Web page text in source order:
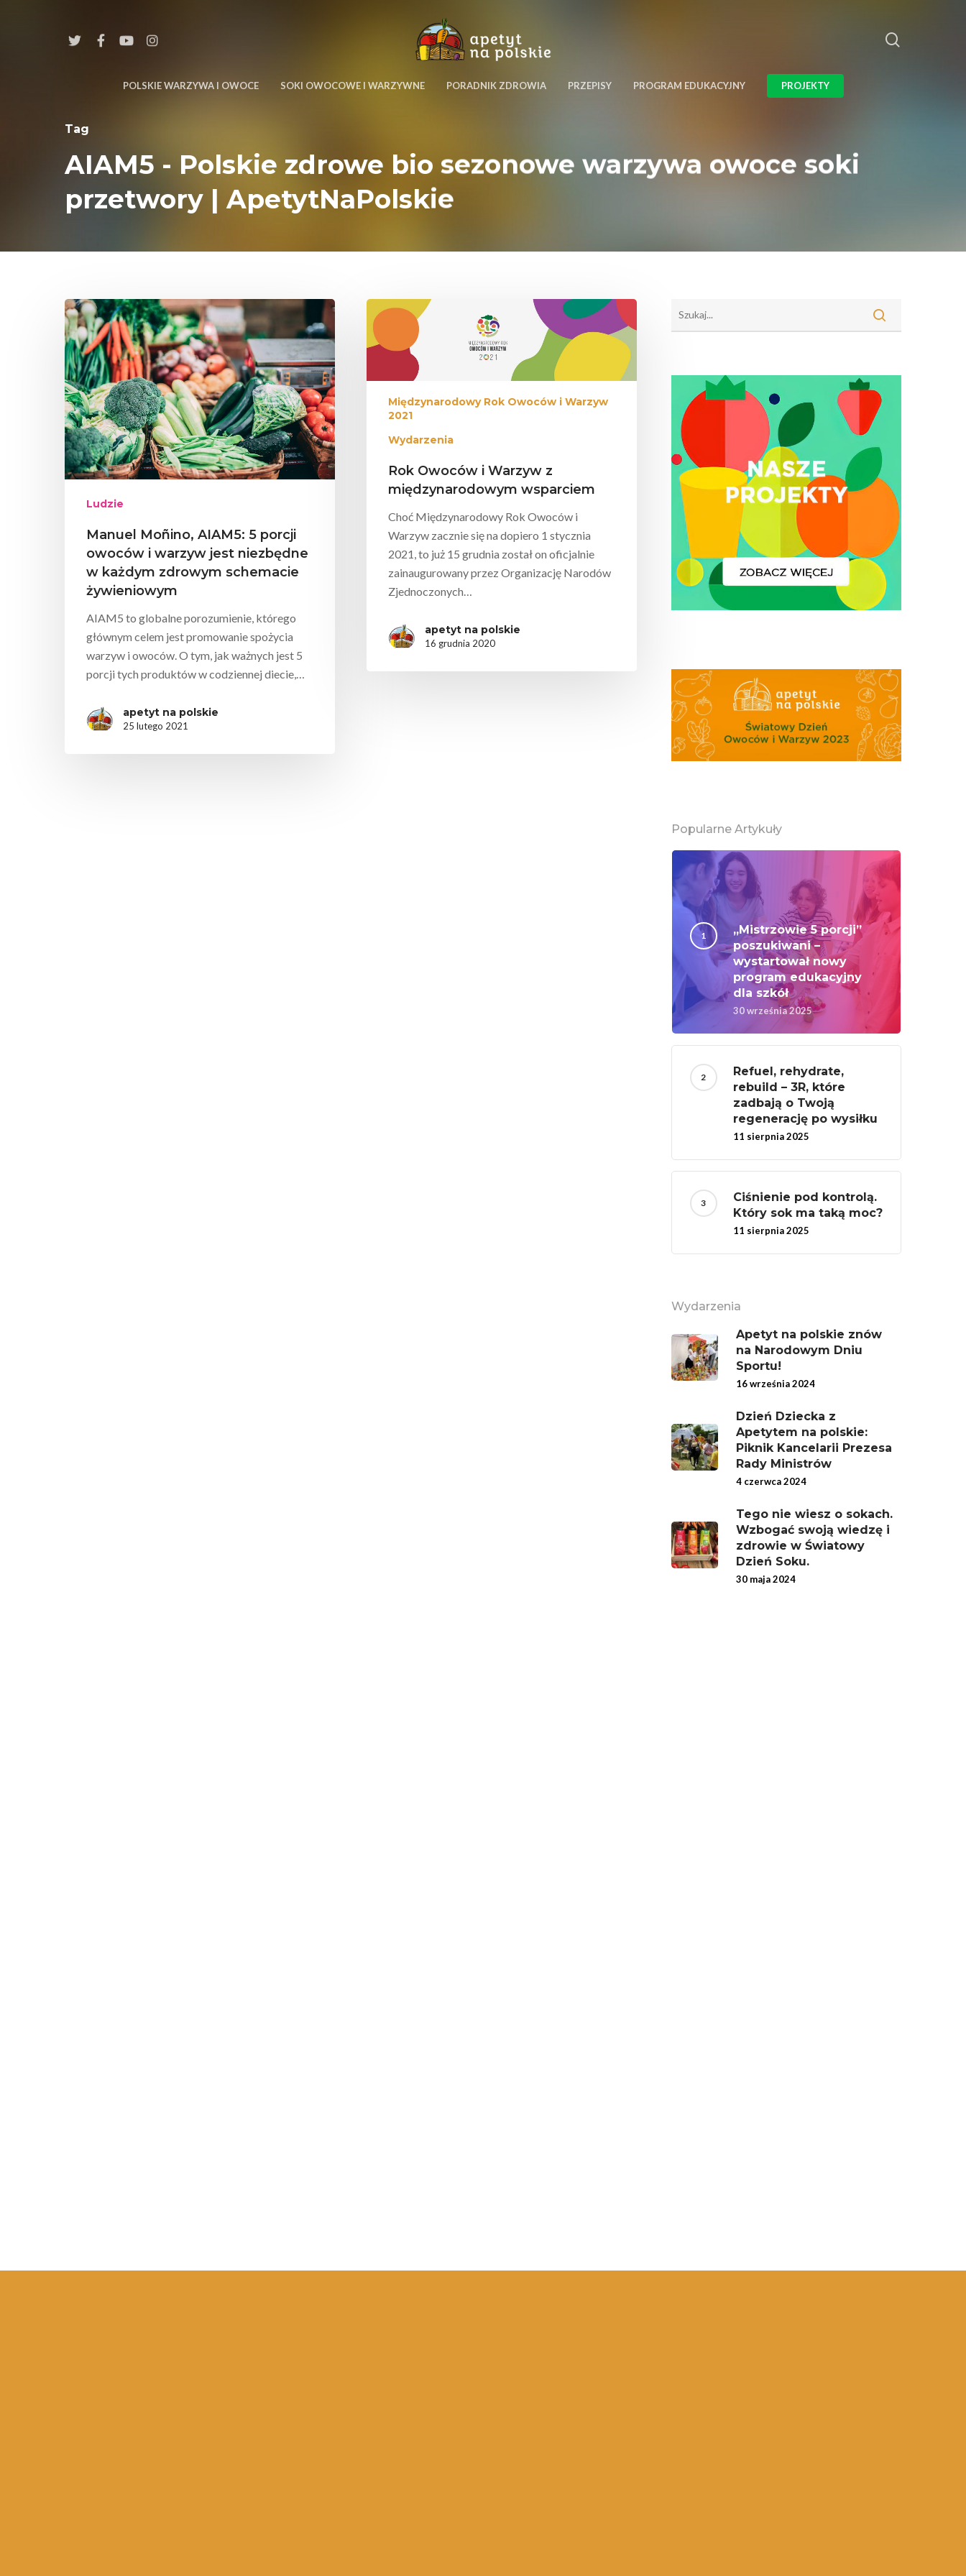
Wciśnij enter żeby wyszukać lub ESC żeby zamknąć
POLSKIE WARZYWA I OWOCE SOKI OWOCOWE I WARZYWNE PORADNIK ZDROWIA PRZEPISY PROGRAM EDUKACYJNY PROJEKTY
Tag
AIAM5 - Polskie zdrowe bio sezonowe warzywa owoce soki
przetwory | ApetytNaPolskie
Ludzie
Manuel Moñino, AIAM5: 5 porcji
owoców i warzyw jest niezbędne
w każdym zdrowym schemacie
żywieniowym
AIAM5 to globalne porozumienie, którego
głównym celem jest promowanie spożycia
warzyw i owoców. O tym, jak ważnych jest 5
porcji tych produktów w codziennej diecie,…
apetyt na polskie
25 lutego 2021
Międzynarodowy Rok Owoców i Warzyw
2021
Wydarzenia
Rok Owoców i Warzyw z
międzynarodowym wsparciem
Choć Międzynarodowy Rok Owoców i
Warzyw zacznie się na dopiero 1 stycznia
2021, to już 15 grudnia został on oficjalnie
zainaugurowany przez Organizację Narodów
Zjednoczonych…
apetyt na polskie
16 grudnia 2020
Popularne Artykuły
„Mistrzowie 5 porcji”
poszukiwani –
wystartował nowy
program edukacyjny
dla szkół
30 września 2025
Refuel, rehydrate,
rebuild – 3R, które
zadbają o Twoją
regenerację po wysiłku
11 sierpnia 2025
Ciśnienie pod kontrolą.
Który sok ma taką moc?
11 sierpnia 2025
Wydarzenia
Apetyt na polskie znów
na Narodowym Dniu
Sportu!
16 września 2024
Dzień Dziecka z
Apetytem na polskie:
Piknik Kancelarii Prezesa
Rady Ministrów
4 czerwca 2024
Tego nie wiesz o sokach.
Wzbogać swoją wiedzę i
zdrowie w Światowy
Dzień Soku.
30 maja 2024